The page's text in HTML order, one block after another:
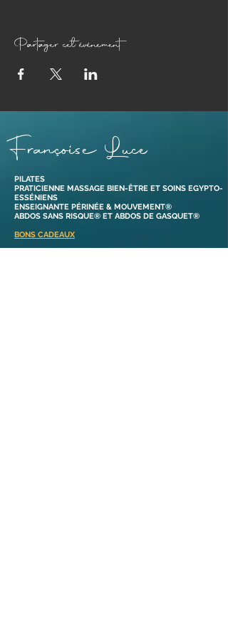
Partager cet événement
Françoise Luce
PILATES
PRATICIENNE MASSAGE BIEN-ÊTRE ET SOINS EGYPTO-
ESSÉNIENS
ENSEIGNANTE PÉRINÉE & MOUVEMENT®
ABDOS SANS RISQUE® ET ABDOS DE GASQUET®
BONS CADEAUX